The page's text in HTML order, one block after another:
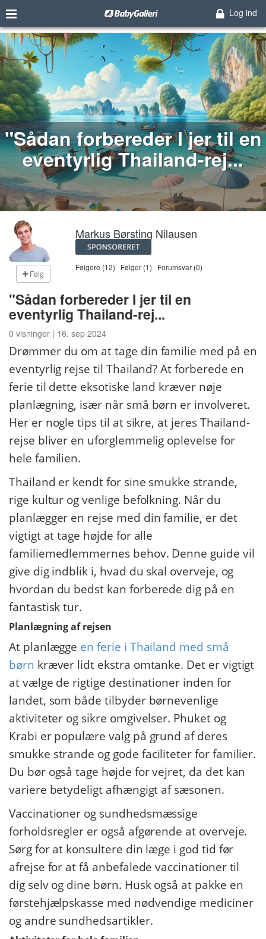
Log ind
"Sådan forbereder I jer til en
eventyrlig Thailand-rej...
Følg
Markus Børsting Nilausen
Følgere (12) Følger (1) Forumsvar (0)
"Sådan forbereder I jer til en
eventyrlig Thailand-rej...
0 visninger | 16. sep 2024
Drømmer du om at tage din familie med på en
eventyrlig rejse til Thailand? At forberede en
ferie til dette eksotiske land kræver nøje
planlægning, især når små børn er involveret.
Her er nogle tips til at sikre, at jeres Thailand-
rejse bliver en uforglemmelig oplevelse for
hele familien.
Thailand er kendt for sine smukke strande,
rige kultur og venlige befolkning. Når du
planlægger en rejse med din familie, er det
vigtigt at tage højde for alle
familiemedlemmernes behov. Denne guide vil
give dig indblik i, hvad du skal overveje, og
hvordan du bedst kan forberede dig på en
fantastisk tur.
Planlægning af rejsen
At planlægge en ferie i Thailand med små
børn kræver lidt ekstra omtanke. Det er vigtigt
at vælge de rigtige destinationer inden for
landet, som både tilbyder børnevenlige
aktiviteter og sikre omgivelser. Phuket og
Krabi er populære valg på grund af deres
smukke strande og gode faciliteter for familier.
Du bør også tage højde for vejret, da det kan
variere betydeligt afhængigt af sæsonen.
Vaccinationer og sundhedsmæssige
forholdsregler er også afgørende at overveje.
Sørg for at konsultere din læge i god tid før
afrejse for at få anbefalede vaccinationer til
dig selv og dine børn. Husk også at pakke en
førstehjælpskasse med nødvendige mediciner
og andre sundhedsartikler.